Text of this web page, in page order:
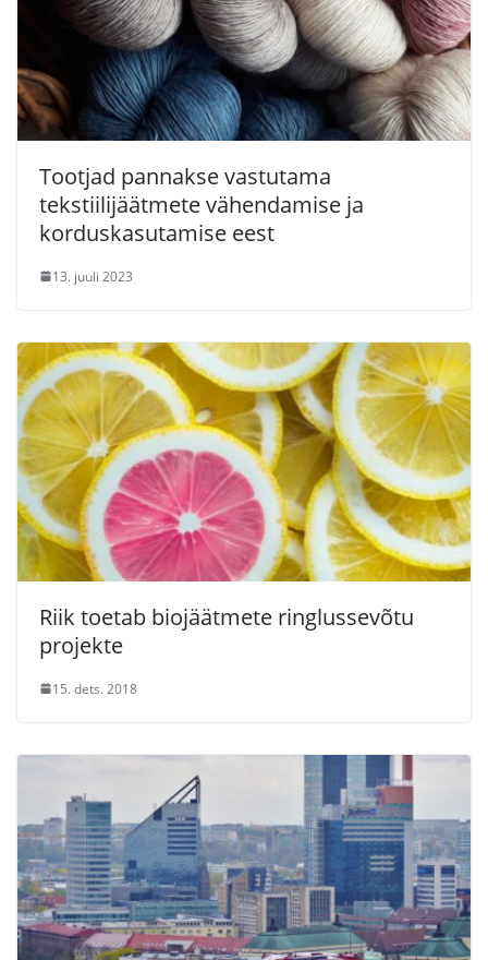
Tootjad pannakse vastutama
tekstiilijäätmete vähendamise ja
korduskasutamise eest
13. juuli 2023
Riik toetab biojäätmete ringlussevõtu
projekte
15. dets. 2018